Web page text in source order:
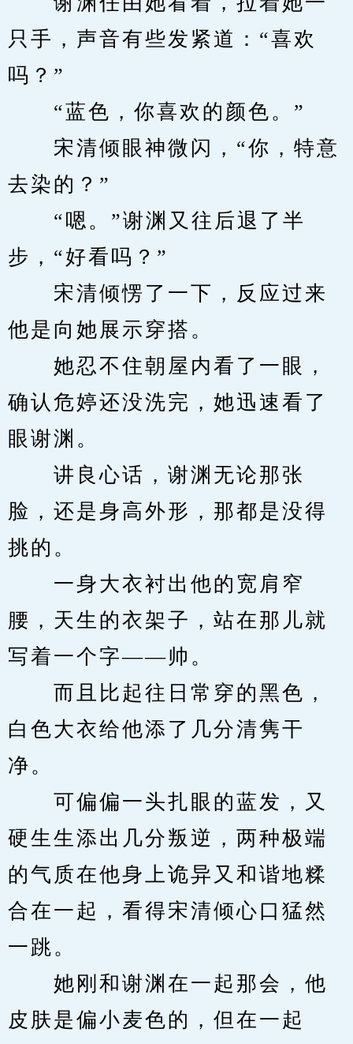
只手，声音有些发紧道：“喜欢
吗？”
“蓝色，你喜欢的颜色。”
宋清倾眼神微闪，“你，特意
去染的？”
“嗯。”谢渊又往后退了半
步，“好看吗？”
宋清倾愣了一下，反应过来
他是向她展示穿搭。
她忍不住朝屋内看了一眼，
确认危婷还没洗完，她迅速看了
眼谢渊。
讲良心话，谢渊无论那张
脸，还是身高外形，那都是没得
挑的。
一身大衣衬出他的宽肩窄
腰，天生的衣架子，站在那儿就
写着一个字——帅。
而且比起往日常穿的黑色，
白色大衣给他添了几分清隽干
净。
可偏偏一头扎眼的蓝发，又
硬生生添出几分叛逆，两种极端
的气质在他身上诡异又和谐地糅
合在一起，看得宋清倾心口猛然
一跳。
她刚和谢渊在一起那会，他
皮肤是偏小麦色的，但在一起